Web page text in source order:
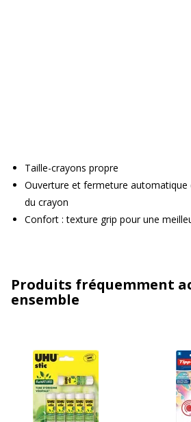
Taille-crayons propre
Ouverture et fermeture automatique
du crayon
Confort : texture grip pour une
Produits fréquemment
ensemble